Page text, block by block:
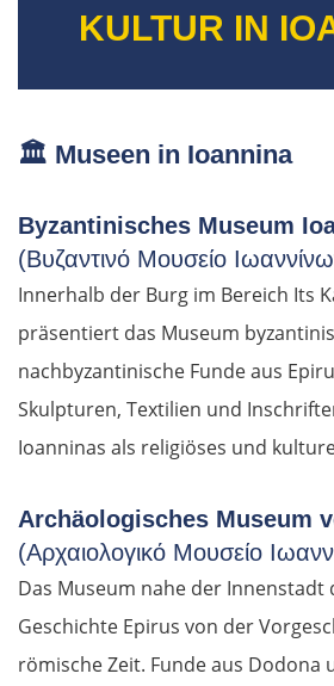
KULTUR IN
🏛️ Museen in Ioannina
Byzantinisches Museum
(Βυζαντινό Μουσείο
Innerhalb der Burg im Bereich Its
präsentiert das Museum
nachbyzantinische Funde aus
Skulpturen, Textilien und
Ioanninas als religiöses und
Archäologisches Museum
(Αρχαιολογικό Μουσείο
Das Museum nahe der
Geschichte Epirus von der
römische Zeit. Funde aus Dodona